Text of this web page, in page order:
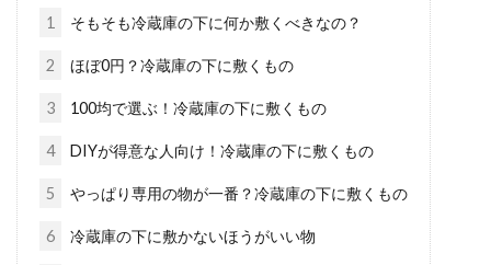
ペットと暮らす快適なインテリア
は？リビングを憩いの空間に
大切なペットと同じ空間で過ごしたいのは、飼
い主の方に共通する思いではないでしょうか。
できれば...
1 そもそも冷蔵庫の下に何か敷くべきなの？
2 ほぼ0円？冷蔵庫の下に敷くもの
3 100均で選ぶ！冷蔵庫の下に敷くもの
4 DIYが得意な人向け！冷蔵庫の下に敷くもの
5 やっぱり専用の物が一番？冷蔵庫の下に敷くもの
6 冷蔵庫の下に敷かないほうがいい物